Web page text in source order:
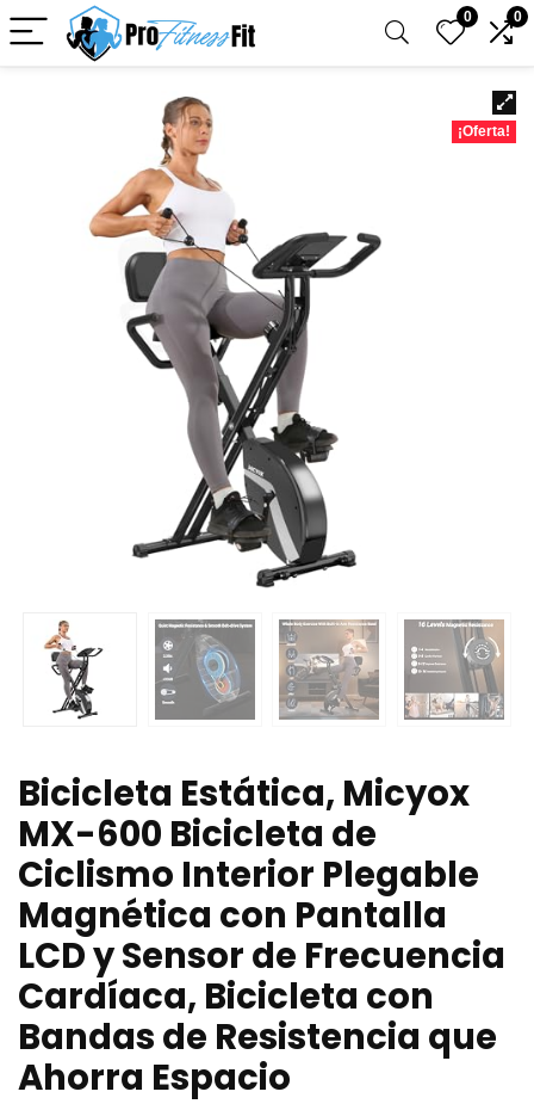
0 0
¡Oferta!
Bicicleta Estática, Micyox
MX-600 Bicicleta de
Ciclismo Interior Plegable
Magnética con Pantalla
LCD y Sensor de Frecuencia
Cardíaca, Bicicleta con
Bandas de Resistencia que
Ahorra Espacio